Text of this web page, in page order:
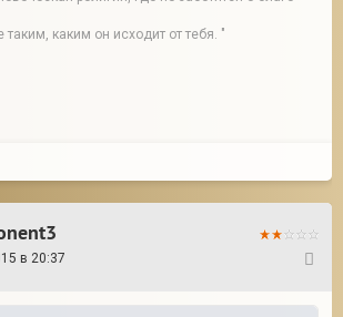
таким, каким он исходит от тебя. "
в 20:37